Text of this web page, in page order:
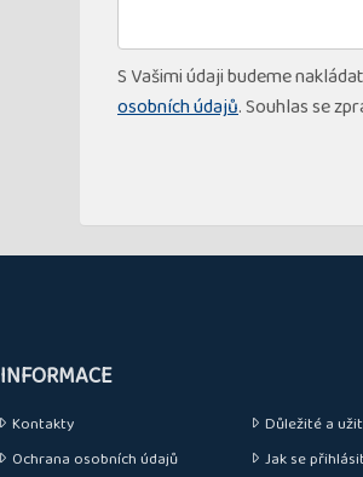
S Vašimi údaji budeme
osobních údajů. Souhlas se
INFORMACE
Kontakty
Důležité a
Ochrana osobních údajů
Jak se